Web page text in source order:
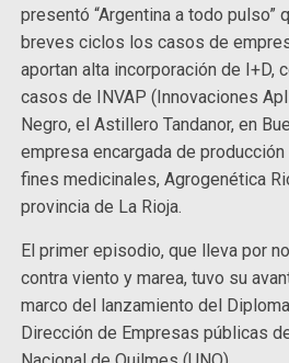
presentó “Argentina a todo pulso”
breves ciclos los casos de
aportan alta incorporación de I+D,
casos de INVAP (Innovaciones
Negro, el Astillero Tandanor, en
empresa encargada de
fines medicinales, Agrogenética
provincia de La Rioja.
El primer episodio, que lleva por
contra viento y marea, tuvo su
marco del lanzamiento del
Dirección de Empresas públicas